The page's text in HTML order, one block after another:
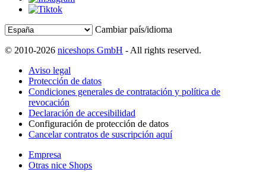
Cambiar país/idioma
© 2010-2026 niceshops GmbH - All rights reserved.
Aviso legal
Protección de datos
Condiciones generales de contratación y política de
revocación
Declaración de accesibilidad
Configuración de protección de datos
Cancelar contratos de suscripción aquí
Empresa
Otras nice Shops